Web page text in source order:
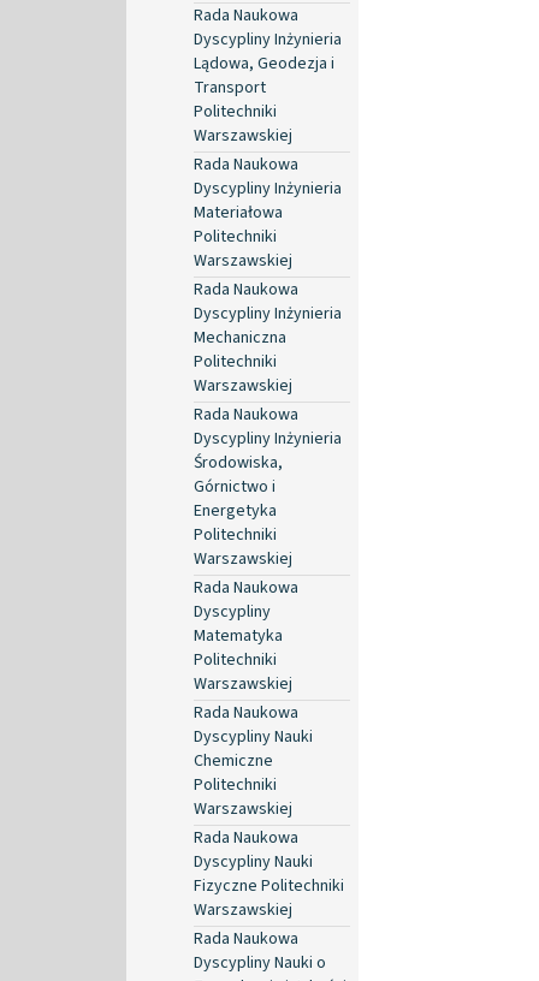
Rada Naukowa
Dyscypliny Inżynieria
Lądowa, Geodezja i
Transport
Politechniki
Warszawskiej
Rada Naukowa
Dyscypliny Inżynieria
Materiałowa
Politechniki
Warszawskiej
Rada Naukowa
Dyscypliny Inżynieria
Mechaniczna
Politechniki
Warszawskiej
Rada Naukowa
Dyscypliny Inżynieria
Środowiska,
Górnictwo i
Energetyka
Politechniki
Warszawskiej
Rada Naukowa
Dyscypliny
Matematyka
Politechniki
Warszawskiej
Rada Naukowa
Dyscypliny Nauki
Chemiczne
Politechniki
Warszawskiej
Rada Naukowa
Dyscypliny Nauki
Fizyczne Politechniki
Warszawskiej
Rada Naukowa
Dyscypliny Nauki o